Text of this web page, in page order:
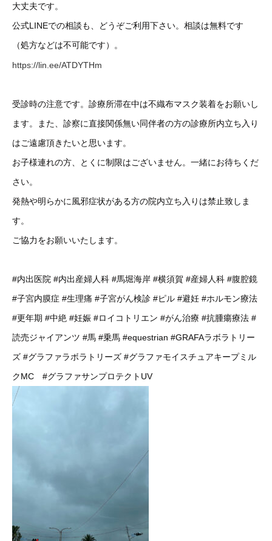
大丈夫です。
公式LINEでの相談も、どうぞご利用下さい。相談は無料です
（処方などは不可能です）。
https://lin.ee/ATDYTHm
受診時の注意です。診療所滞在中は不織布マスク装着をお願いし
ます。また、診察に直接関係無い同伴者の方の診療所内立ち入り
はご遠慮頂きたいと思います。
お子様連れの方、とくに制限はございません。一緒にお待ちくだ
さい。
発熱や明らかに風邪症状がある方の院内立ち入りは禁止致しま
す。
ご協力をお願いいたします。
#内出医院 #内出産婦人科 #馬堀海岸 #横須賀 #産婦人科 #腹腔鏡
#子宮内膜症 #生理痛 #子宮がん検診 #ピル #避妊 #ホルモン療法
#更年期 #中絶 #妊娠 #ロイコトリエン #がん治療 #抗腫瘍療法 #
読売ジャイアンツ #馬 #乗馬 #equestrian #GRAFAラボラトリー
ズ #グラファラボラトリーズ #グラファモイスチュアキープミル
クMC
#グラファサンプロテクトUV